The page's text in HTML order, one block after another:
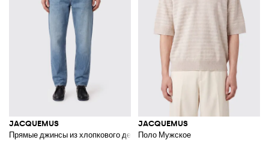
JACQUEMUS
Прямые джинсы из хлопкового денима
JACQUEMUS
Поло Мужское